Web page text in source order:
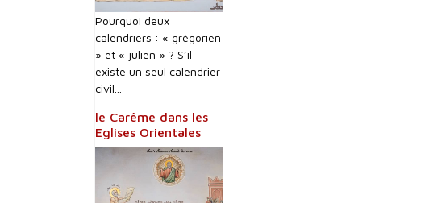
Pourquoi deux
calendriers : « grégorien
» et « julien » ? S’il
existe un seul calendrier
civil...
le Carême dans les
Eglises Orientales